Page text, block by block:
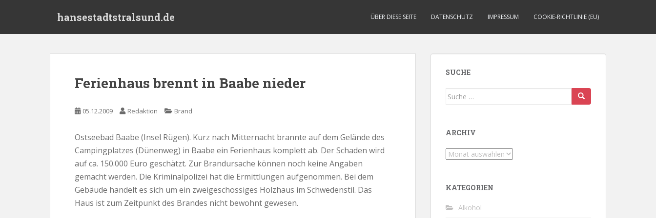
hansestadtstralsund.de ÜBER DIESE SEITE DATENSCHUTZ IMPRESSUM COOKIE-RICHTLINIE (EU)
Ferienhaus brennt in Baabe nieder
05.12.2009 Redaktion Brand
Ostseebad Baabe (Insel Rügen). Kurz nach Mitternacht brannte auf dem Gelände des
Campingplatzes (Dünenweg) in Baabe ein Ferienhaus komplett ab. Der Schaden wird
auf ca. 150.000 Euro geschätzt. Zur Brandursache können noch keine Angaben
gemacht werden. Die Kriminalpolizei hat die Ermittlungen aufgenommen. Bei dem
Gebäude handelt es sich um ein zweigeschossiges Holzhaus im Schwedenstil. Das
Haus ist zum Zeitpunkt des Brandes nicht bewohnt gewesen.
SUCHE
Suche
ARCHIV
Archiv
KATEGORIEN
Alkohol